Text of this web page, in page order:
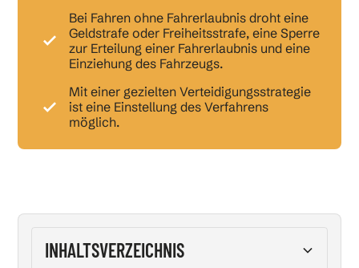
Bei Fahren ohne Fahrerlaubnis droht eine
Geldstrafe oder Freiheitsstrafe, eine Sperre
zur Erteilung einer Fahrerlaubnis und eine
Einziehung des Fahrzeugs.
Mit einer gezielten Verteidigungsstrategie
ist eine Einstellung des Verfahrens
möglich.
INHALTSVERZEICHNIS